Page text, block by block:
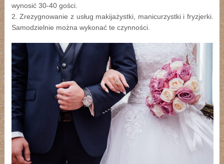
wynosić 30-40 gości.
2. Zrezygnowanie z usług makijażystki, manicurzystki i fryzjerki.
Samodzielnie można wykonać te czynności.